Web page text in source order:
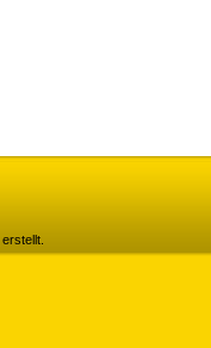
erstellt.